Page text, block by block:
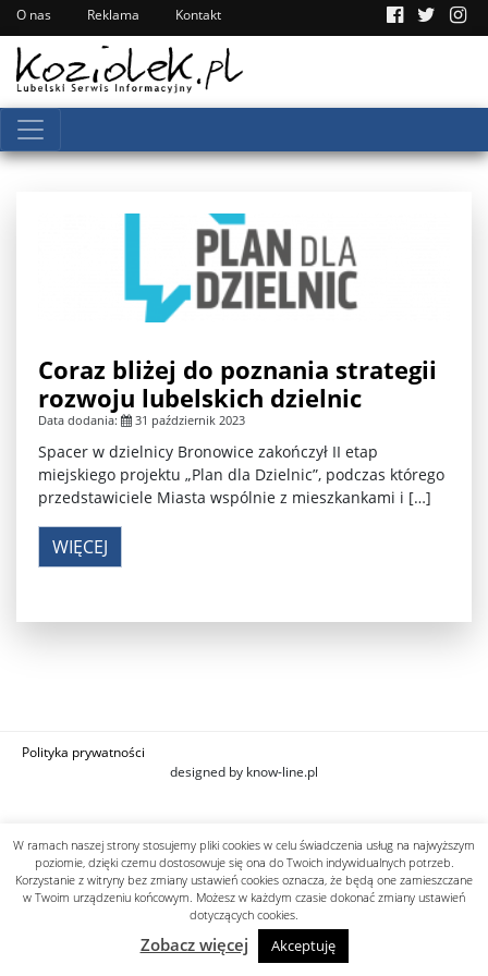
O nas Reklama Kontakt
Coraz bliżej do poznania strategii
rozwoju lubelskich dzielnic
Data dodania: 31 październik 2023
Spacer w dzielnicy Bronowice zakończył II etap
miejskiego projektu „Plan dla Dzielnic”, podczas którego
przedstawiciele Miasta wspólnie z mieszkankami i […]
WIĘCEJ
Polityka prywatności
designed by know-line.pl
W ramach naszej strony stosujemy pliki cookies w celu świadczenia usług na najwyższym
poziomie, dzięki czemu dostosowuje się ona do Twoich indywidualnych potrzeb.
Korzystanie z witryny bez zmiany ustawień cookies oznacza, że będą one zamieszczane
w Twoim urządzeniu końcowym. Możesz w każdym czasie dokonać zmiany ustawień
dotyczących cookies.
Zobacz więcej Akceptuję